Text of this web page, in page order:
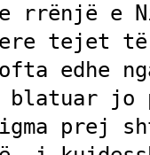
rrënjë e
tejet të
edhe
jo
prej